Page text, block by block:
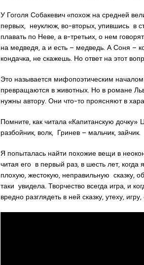
У Гоголя Собакевич «похож на средней
первых, неуклюж, во-вторых, упившись в
плавать по Неве, а в-третьих, о нем
на медведя, а и есть – медведь. А Соня –
кондачка, не скажешь. Но ответ на этот
Это называется мифопоэтическим
превращаются в животных. Но в романе
нужны автору. Они что-то проясняют в
Помните, как читала «Капитанскую
разбойник, волк, Гринев – мальчик,
Я попыталась найти похожие вещи в
читая его в первый раз, в шесть лет,
плохую, жестокую, неправильную сказку,
таки увидела. Творчество всегда игра, и
вредно разглядеть в ней сказку, утеху,